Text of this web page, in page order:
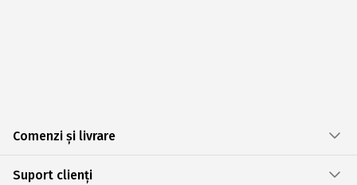
Comenzi și livrare
Suport clienți